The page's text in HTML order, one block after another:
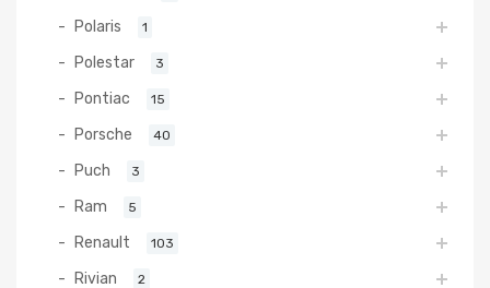
Polaris 1
Polestar 3
Pontiac 15
Porsche 40
Puch 3
Ram 5
Renault 103
Rivian 2